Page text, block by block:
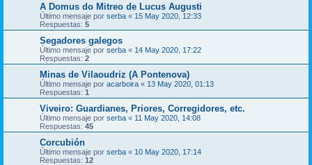
A Domus do Mitreo de Lucus Augusti
Último mensaje por serba « 15 May 2020, 12:33
Respuestas: 5
Segadores galegos
Último mensaje por serba « 14 May 2020, 17:22
Respuestas: 2
Minas de Vilaoudriz (A Pontenova)
Último mensaje por acarboira « 13 May 2020, 01:13
Respuestas: 1
Viveiro: Guardianes, Priores, Corregidores, etc.
Último mensaje por serba « 11 May 2020, 14:08
Respuestas: 45
Corcubión
Último mensaje por serba « 10 May 2020, 17:14
Respuestas: 12